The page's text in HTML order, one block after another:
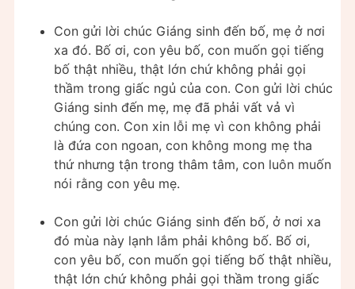
Con gửi lời chúc Giáng sinh đến bố, mẹ ở nơi
xa đó. Bố ơi, con yêu bố, con muốn gọi tiếng
bố thật nhiều, thật lớn chứ không phải gọi
thầm trong giấc ngủ của con. Con gửi lời chúc
Giáng sinh đến mẹ, mẹ đã phải vất vả vì
chúng con. Con xin lỗi mẹ vì con không phải
là đứa con ngoan, con không mong mẹ tha
thứ nhưng tận trong thâm tâm, con luôn muốn
nói rằng con yêu mẹ.
Con gửi lời chúc Giáng sinh đến bố, ở nơi xa
đó mùa này lạnh lắm phải không bố. Bố ơi,
con yêu bố, con muốn gọi tiếng bố thật nhiều,
thật lớn chứ không phải gọi thầm trong giấc